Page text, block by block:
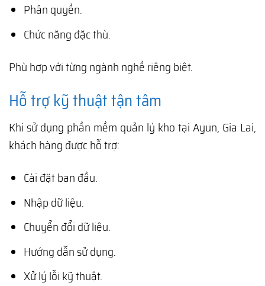
Phân quyền.
Chức năng đặc thù.
Phù hợp với từng ngành nghề riêng biệt.
Hỗ trợ kỹ thuật tận tâm
Khi sử dụng phần mềm quản lý kho tại Ayun, Gia Lai,
khách hàng được hỗ trợ:
Cài đặt ban đầu.
Nhập dữ liệu.
Chuyển đổi dữ liệu.
Hướng dẫn sử dụng.
Xử lý lỗi kỹ thuật.